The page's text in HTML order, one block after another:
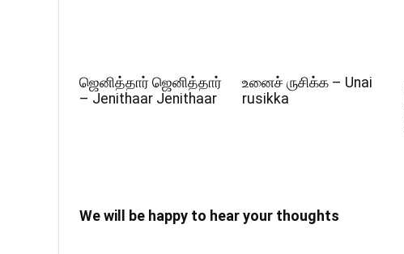
ஜெனித்தார் ஜெனித்தார்
– Jenithaar Jenithaar
உனைச் ருசிக்க – Unai
rusikka
We will be happy to hear your thoughts